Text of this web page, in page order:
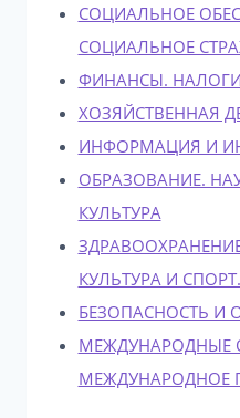
СОЦИАЛЬНОЕ
СОЦИАЛЬНОЕ
ФИНАНСЫ. НАЛОГИ
ХОЗЯЙСТВЕННАЯ
ИНФОРМАЦИЯ И
ОБРАЗОВАНИЕ.
КУЛЬТУРА
КУЛЬТУРА И
БЕЗОПАСНОСТЬ И
МЕЖДУНАРОДНЫЕ
МЕЖДУНАРОДНОЕ